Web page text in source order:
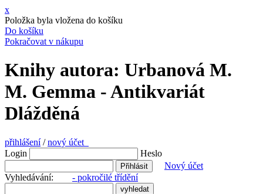
x
Položka byla vložena do košíku
Do košíku
Pokračovat v nákupu
Knihy autora: Urbanová M.
M. Gemma - Antikvariát
Dlážděná
přihlášení/nový účet
Login
Heslo
Nový účet
Vyhledávání: - pokročilé třídění